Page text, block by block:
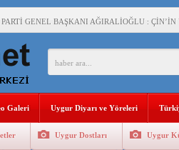
PARTİ GENEL BAŞKANI AĞIRALİOĞLU :
TÜRKİSTAN’DAKİ UYGULAMALARI
KAYNAYAN YARAMIZ : ÇİN İŞGALİNDEKİ
POLİTİKALARINI ÖVEN DİYANET
Galeri Uygur Diyarı ve Yöreleri
Uygur Dostları Uygur